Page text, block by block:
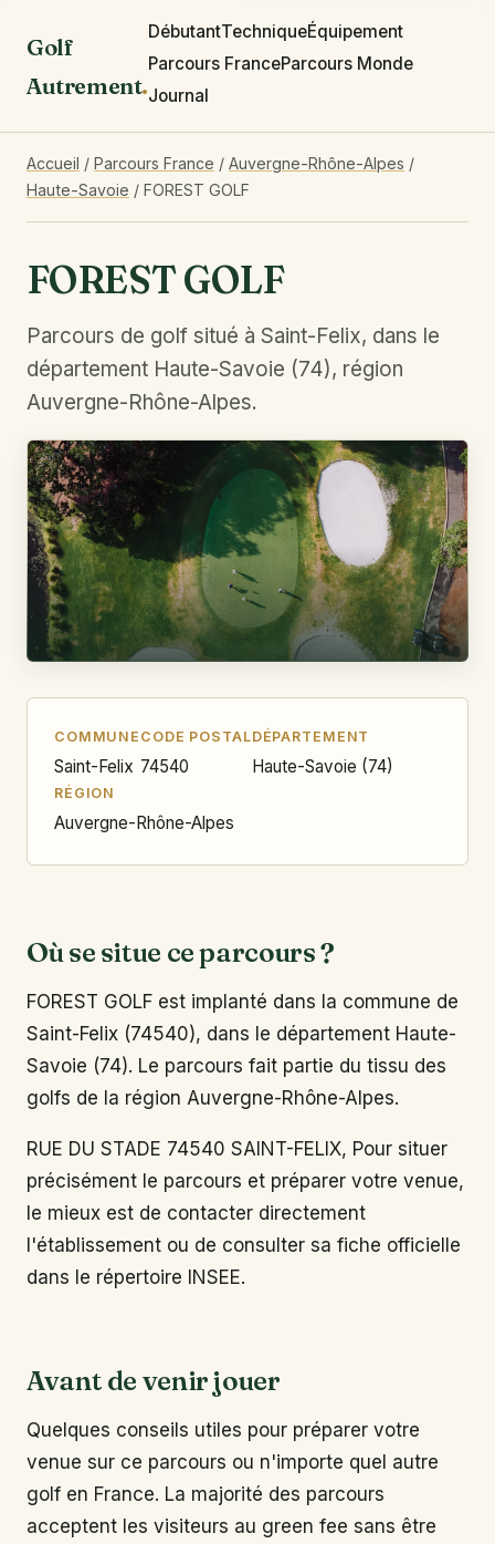
Golf
Autrement.
DébutantTechniqueÉquipement
Parcours FranceParcours Monde
Journal
Accueil / Parcours France / Auvergne-Rhône-Alpes /
Haute-Savoie / FOREST GOLF
FOREST GOLF
Parcours de golf situé à Saint-Felix, dans le
département Haute-Savoie (74), région
Auvergne-Rhône-Alpes.
COMMUNE
Saint-Felix
CODE POSTAL
74540
DÉPARTEMENT
Haute-Savoie (74)
RÉGION
Auvergne-Rhône-Alpes
Où se situe ce parcours ?
FOREST GOLF est implanté dans la commune de
Saint-Felix (74540), dans le département Haute-
Savoie (74). Le parcours fait partie du tissu des
golfs de la région Auvergne-Rhône-Alpes.
RUE DU STADE 74540 SAINT-FELIX, Pour situer
précisément le parcours et préparer votre venue,
le mieux est de contacter directement
l'établissement ou de consulter sa fiche officielle
dans le répertoire INSEE.
Avant de venir jouer
Quelques conseils utiles pour préparer votre
venue sur ce parcours ou n'importe quel autre
golf en France. La majorité des parcours
acceptent les visiteurs au green fee sans être